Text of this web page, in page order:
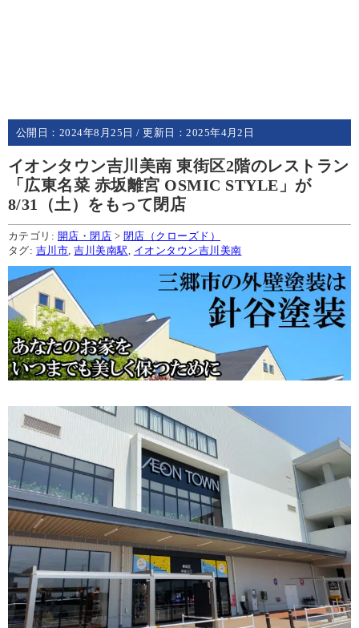
公開日： 2024年8月25日 / 更新日：2025年4月2日
イオンタウン吉川美南 東街区2階のレストラン
「広東名菜 赤坂離宮 OSMIC STYLE」が
8/31（土）をもって閉店
カテゴリ: 開店・閉店 > 閉店（クローズド）
タグ: 吉川市,吉川美南駅, イオンタウン吉川美南